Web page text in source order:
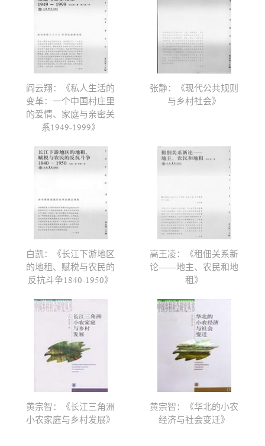
阎云翔：《私人生活的
变革：一个中国村庄里
的爱情、家庭与亲密关
系1949-1999》
张静：《现代公共规则
与乡村社会》
白凯：《长江下游地区
的地租、赋税与农民的
反抗斗争1840-1950》
高王凌：《租佃关系新
论——地主、农民和地
租》
黄宗智：《长江三角洲
小农家庭与乡村发展》
黄宗智：《华北的小农
经济与社会变迁》